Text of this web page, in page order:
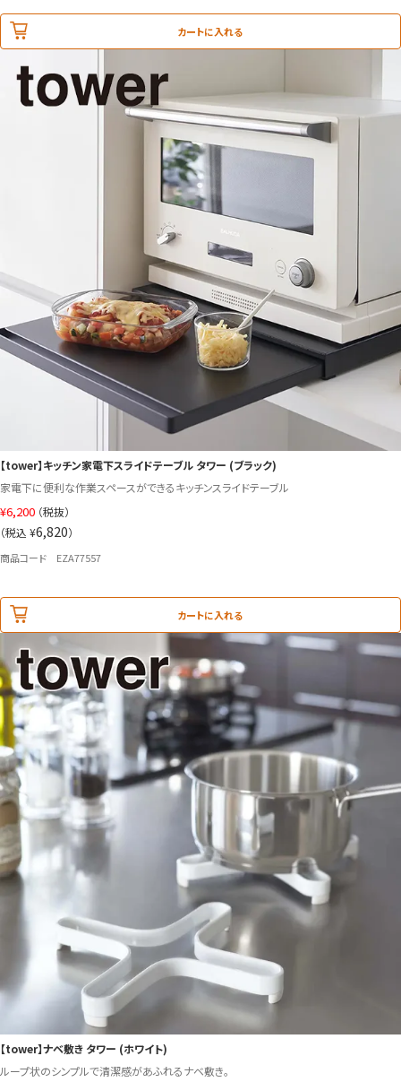
カートに入れる
【tower】キッチン家電下スライドテーブル タワー (ブラック)
家電下に便利な作業スペースができるキッチンスライドテーブル
¥6,200 （税抜）
（税込 ¥6,820）
商品コード EZA77557
カートに入れる
【tower】ナベ敷き タワー (ホワイト)
ループ状のシンプルで清潔感があふれるナベ敷き。